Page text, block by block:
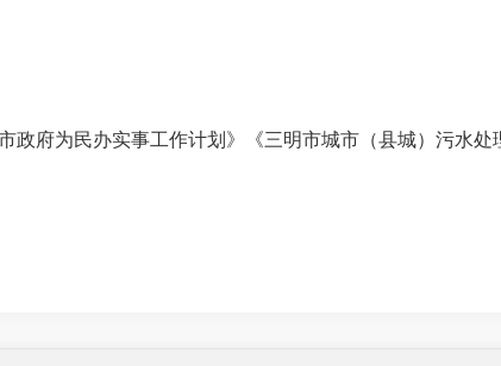
政府为民办实事工作计划》《三明市城市（县城）污水处